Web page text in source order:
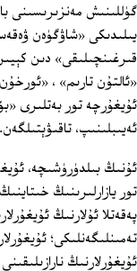
قىرغىنچىلىقى» دىن
ئۇيغۇرچە تور بەتلىرى
ئەيىبلىنىپ، تاقىۋېتىلگەن.
ئۇنىڭ بىلدۈرۈشىچە،
تور يازارلىرىنىڭ
پەقەتلا ئۇلارنىڭ
تەمىنلىگەنلىكى؛
ئۇيغۇرلارنىڭ